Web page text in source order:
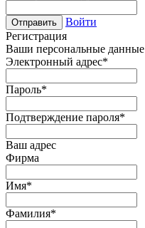
Отправить
Войти
Регистрация
Ваши персональные данные
Электронный адрес*
Пароль*
Подтверждение пароля*
Ваш адрес
Фирма
Имя*
Фамилия*